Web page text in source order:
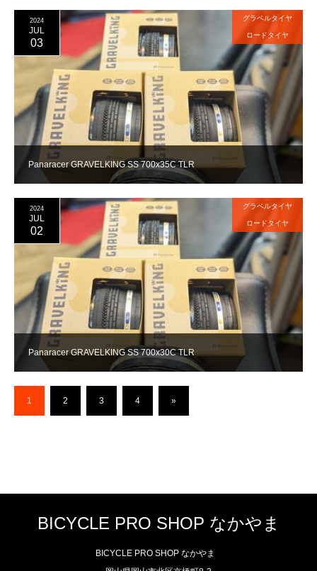
Panaracer GRAVELKING SS 700x35C TLR
2024
JUL
03
グラベルタイヤ
ロードタイヤ
Panaracer GRAVELKING SS 700x30C TLR
2024
JUL
02
グラベルタイヤ
ロードタイヤ
1 2 3 4 »
BICYCLE PRO SHOP なかやま
BICYCLE PRO SHOP なかやま